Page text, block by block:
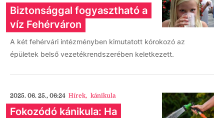
Biztonsággal fogyasztható a
víz Fehérváron
A két fehérvári intézményben kimutatott kórokozó az
épületek belső vezetékrendszerében keletkezett.
2025. 06. 25., 06:24 Hírek, kánikula
Fokozódó kánikula: Ha